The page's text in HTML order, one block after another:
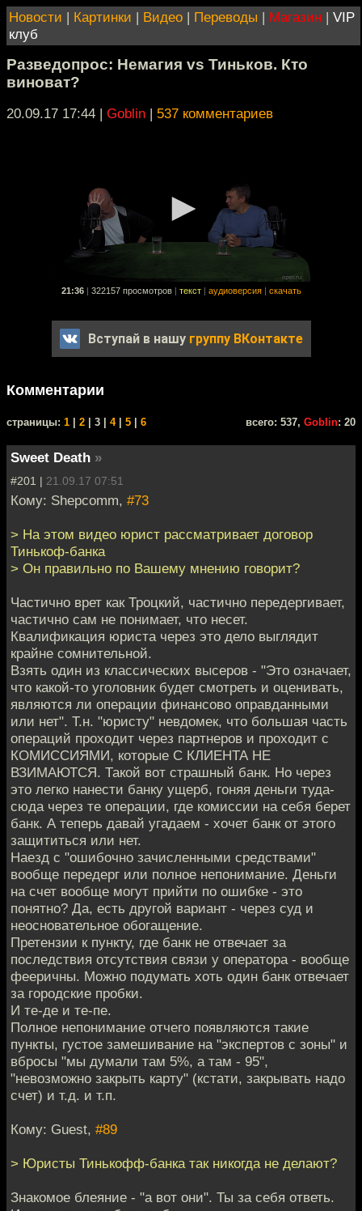
Новости | Картинки | Видео | Переводы | Магазин | VIP
клуб
Разведопрос: Немагия vs Тиньков. Кто
виноват?
20.09.17 17:44 | Goblin | 537 комментариев
21:36 322157 просмотров текст аудиоверсия скачать
Вступай в нашу группу ВКонтакте
Комментарии
cтраницы: 1 2 | 3 | 4| 5 6 всего: 537, Goblin: 20
Sweet Death »
#201 | 21.09.17 07:51
Кому: Shepcomm, #73
> На этом видео юрист рассматривает договор
Тинькоф-банка
> Он правильно по Вашему мнению говорит?
Частично врет как Троцкий, частично передергивает,
частично сам не понимает, что несет.
Квалификация юриста через это дело выглядит
крайне сомнительной.
Взять один из классических высеров - "Это означает,
что какой-то уголовник будет смотреть и оценивать,
являются ли операции финансово оправданными
или нет". Т.н. "юристу" невдомек, что большая часть
операций проходит через партнеров и проходит с
КОМИССИЯМИ, которые С КЛИЕНТА НЕ
ВЗИМАЮТСЯ. Такой вот страшный банк. Но через
это легко нанести банку ущерб, гоняя деньги туда-
сюда через те операции, где комиссии на себя берет
банк. А теперь давай угадаем - хочет банк от этого
защититься или нет.
Наезд с "ошибочно зачисленными средствами"
вообще передерг или полное непонимание. Деньги
на счет вообще могут прийти по ошибке - это
понятно? Да, есть другой вариант - через суд и
неосновательное обогащение.
Претензии к пункту, где банк не отвечает за
последствия отсутствия связи у оператора - вообще
фееричны. Можно подумать хоть один банк отвечает
за городские пробки.
И те-де и те-пе.
Полное непонимание отчего появляются такие
пункты, густое замешивание на "экспертов с зоны" и
вбросы "мы думали там 5%, а там - 95",
"невозможно закрыть карту" (кстати, закрывать надо
счет) и т.д. и т.п.
Кому: Guest, #89
> Юристы Тинькофф-банка так никогда не делают?
Знакомое блеяние - "а вот они". Ты за себя ответь.